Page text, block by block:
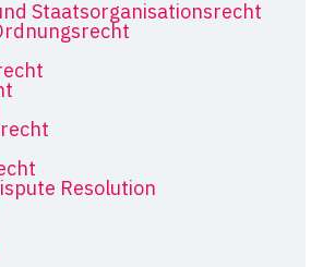
Staatsorganisationsrecht
Resolution